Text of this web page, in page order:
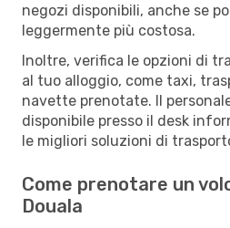
negozi disponibili, anche se
leggermente più costosa.
Inoltre, verifica le opzioni di
al tuo alloggio, come taxi,
navette prenotate. Il
disponibile presso il desk
le migliori soluzioni di
Come prenotare un
Douala